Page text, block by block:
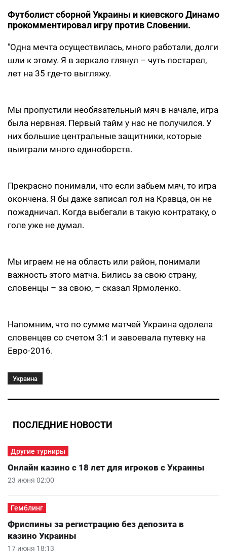
Футболист сборной Украины и киевского Динамо
прокомментировал игру против Словении.
"Одна мечта осуществилась, много работали, долги
шли к этому. Я в зеркало глянул – чуть постарел,
лет на 35 где-то выгляжу.
Мы пропустили необязательный мяч в начале, игра
была нервная. Первый тайм у нас не получился. У
них большие центральные защитники, которые
выиграли много единоборств.
Прекрасно понимали, что если забьем мяч, то игра
окончена. Я бы даже записал гол на Кравца, он не
пожадничал. Когда выбегали в такую контратаку, о
голе уже не думал.
Мы играем не на область или район, понимали
важность этого матча. Бились за свою страну,
словенцы – за свою, – сказал Ярмоленко.
Напомним, что по сумме матчей Украина одолела
словенцев со счетом 3:1 и завоевала путевку на
Евро-2016.
Украина
ПОСЛЕДНИЕ НОВОСТИ
Другие турниры
23 июня 02:00
Онлайн казино с 18 лет для игроков с Украины
Гемблинг
17 июня 18:13
Фриспины за регистрацию без депозита в
казино Украины